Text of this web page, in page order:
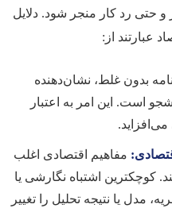
و حتی رد کار منجر شود. دلایل
عبارتند از:
بدون غلط، نشان‌دهنده
است. این امر به اعتبار
مفاهیم اقتصادی اغلب
کوچکترین اشتباه نگارشی یا
مدل یا نتیجه تحلیل را تغییر